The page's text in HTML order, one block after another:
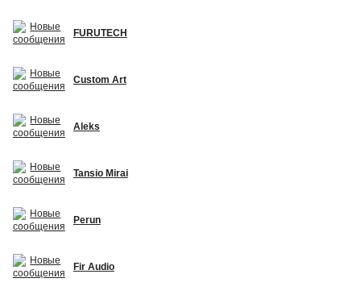
FURUTECH
Custom Art
Aleks
Tansio Mirai
Perun
Fir Audio